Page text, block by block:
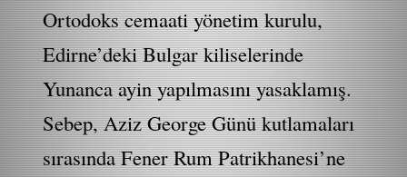
Ortodoks cemaati yönetim kurulu,
Edirne’deki Bulgar kiliselerinde
Yunanca ayin yapılmasını yasaklamış.
Sebep, Aziz George Günü kutlamaları
sırasında Fener Rum Patrikhanesi’ne